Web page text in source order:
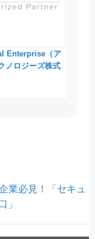
Enterprise（ア
ノロジーズ株式
業必見！「セキュ
」